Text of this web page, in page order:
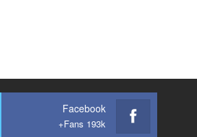
Facebook
Fans 193k+